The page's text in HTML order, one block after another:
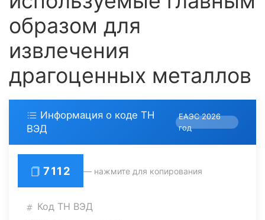
образом для
извлечения
драгоценных металлов
Информация о коде ТН
ВЭД
ЕАЭС 2026
год
7112 — нажмите для копирования
Код ТН ВЭД